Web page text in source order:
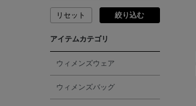
ADVISORY BOARD
AESOP
リセット 絞り込む
アイテムカテゴリ
ウィメンズウェア
ウィメンズバッグ